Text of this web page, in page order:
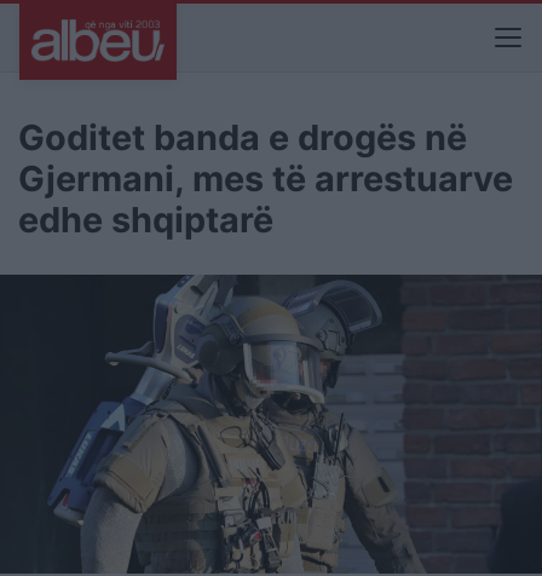
Goditet banda e drogës në
Gjermani, mes të arrestuarve
edhe shqiptarë